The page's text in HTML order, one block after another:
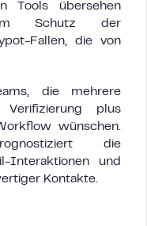
Tools übersehen
Schutz der
Fallen, die von
die mehrere
plus
wünschen.
die
Interaktionen und
Kontakte.